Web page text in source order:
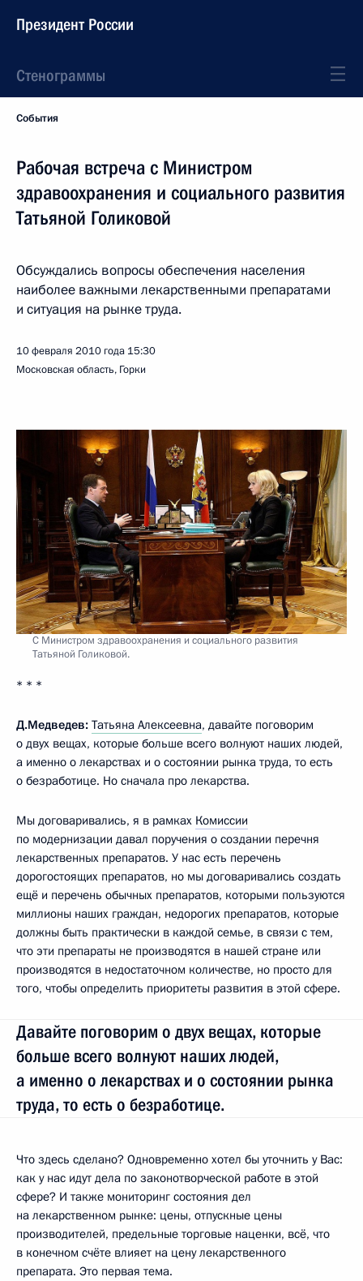
Президент России
Стенограммы
События
Рабочая встреча с Министром
здравоохранения и социального развития
Татьяной Голиковой
Обсуждались вопросы обеспечения населения
наиболее важными лекарственными препаратами
и ситуация на рынке труда.
10 февраля 2010 года 15:30
Московская область, Горки
С Министром здравоохранения и социального развития
Татьяной Голиковой.
* * *
Д.Медведев: Татьяна Алексеевна, давайте поговорим
о двух вещах, которые больше всего волнуют наших людей,
а именно о лекарствах и о состоянии рынка труда, то есть
о безработице. Но сначала про лекарства.
Мы договаривались, я в рамках Комиссии
по модернизации давал поручения о создании перечня
лекарственных препаратов. У нас есть перечень
дорогостоящих препаратов, но мы договаривались создать
ещё и перечень обычных препаратов, которыми пользуются
миллионы наших граждан, недорогих препаратов, которые
должны быть практически в каждой семье, в связи с тем,
что эти препараты не производятся в нашей стране или
производятся в недостаточном количестве, но просто для
того, чтобы определить приоритеты развития в этой сфере.
Давайте поговорим о двух вещах, которые
больше всего волнуют наших людей,
а именно о лекарствах и о состоянии рынка
труда, то есть о безработице.
Что здесь сделано? Одновременно хотел бы уточнить у Вас:
как у нас идут дела по законотворческой работе в этой
сфере? И также мониторинг состояния дел
на лекарственном рынке: цены, отпускные цены
производителей, предельные торговые наценки, всё, что
в конечном счёте влияет на цену лекарственного
препарата. Это первая тема.